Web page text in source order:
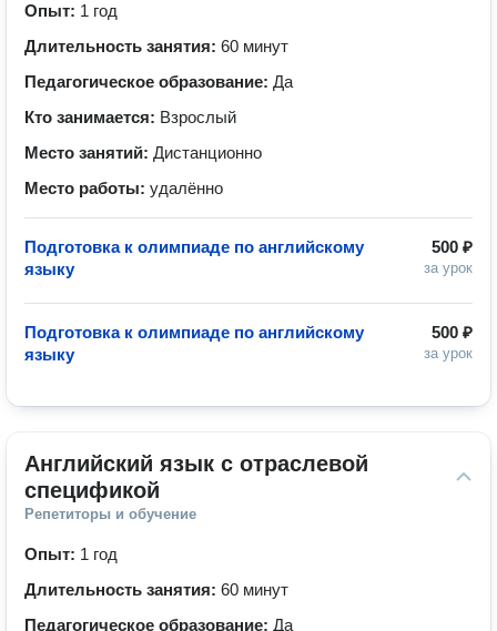
Опыт: 1 год
Длительность занятия: 60 минут
Педагогическое образование: Да
Кто занимается: Взрослый
Место занятий: Дистанционно
Место работы: удалённо
500 ₽
за урок
Подготовка к олимпиаде по английскому
языку
500 ₽
за урок
Подготовка к олимпиаде по английскому
языку
Английский язык с отраслевой
спецификой
Репетиторы и обучение
Опыт: 1 год
Длительность занятия: 60 минут
Педагогическое образование: Да